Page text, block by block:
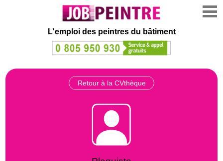
L'emploi des peintres du bâtiment
Retour à la CVthèque